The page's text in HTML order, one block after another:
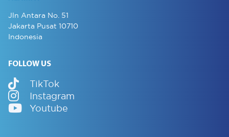
Jln Antara No. 51
Jakarta Pusat 10710
Indonesia
FOLLOW US
TikTok
Instagram
Youtube